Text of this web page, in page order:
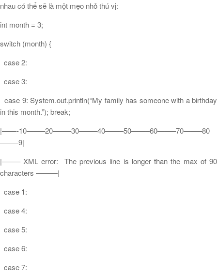
nhau có thể sẽ là một mẹo nhỏ thú vị:
int month = 3;
switch (month) {
case 2:
case 3:
case 9: System.out.println(“My family has someone with a birthday
in this month.”); break;
|——-10——–20——–30——–40——–50——–60——–70——–80
——–9|
|——– XML error: The previous line is longer than the max of 90
characters ———|
case 1:
case 4:
case 5:
case 6:
case 7: